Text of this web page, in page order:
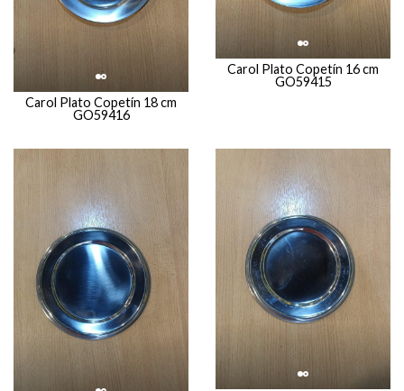
Carol Plato Copetín 18 cm
GO59416
Carol Plato Copetín 16 cm
GO59415